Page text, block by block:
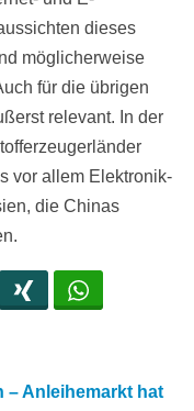
dieses
möglicherweise
für die übrigen
relevant. In der
vor allem Elektronik-
die Chinas
– Anleihemarkt hat